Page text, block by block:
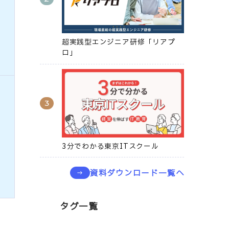
超実践型エンジニア研修「リアプ
ロ」
3分でわかる東京ITスクール
資料ダウンロード一覧へ
タグ一覧